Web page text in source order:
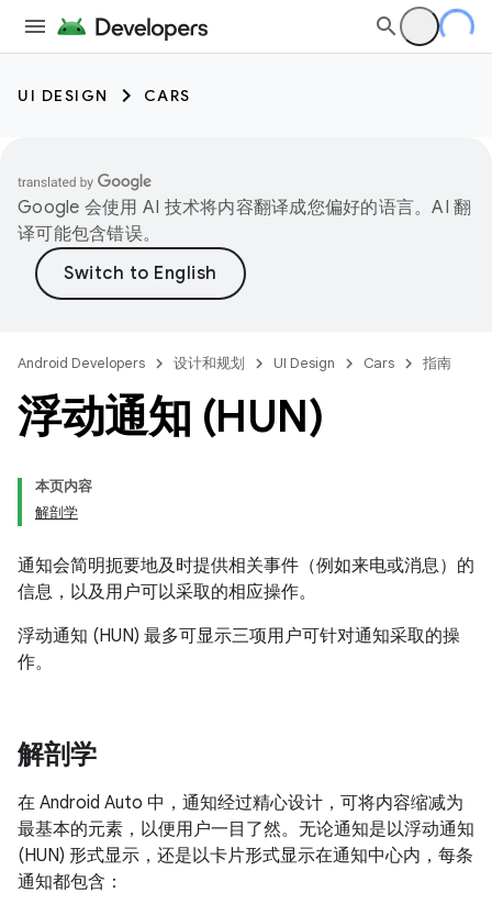
UI DESIGN CARS
Google 会使用 AI 技术将内容翻译成您偏好的语言。AI 翻
译可能包含错误。
Android Developers 设计和规划 UI Design Cars 指南
浮动通知 (HUN)
本页内容
解剖学
通知会简明扼要地及时提供相关事件（例如来电或消息）的
信息，以及用户可以采取的相应操作。
浮动通知 (HUN) 最多可显示三项用户可针对通知采取的操
作。
解剖学
在 Android Auto 中，通知经过精心设计，可将内容缩减为
最基本的元素，以便用户一目了然。无论通知是以浮动通知
(HUN) 形式显示，还是以卡片形式显示在通知中心内，每条
通知都包含：